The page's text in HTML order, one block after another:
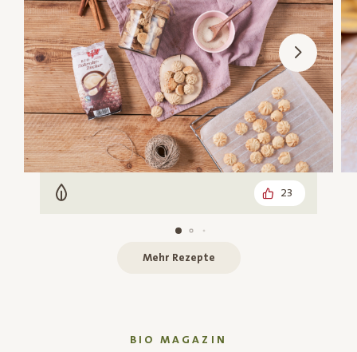
Vegetarisch 23
Mehr Rezepte
BIO MAGAZIN